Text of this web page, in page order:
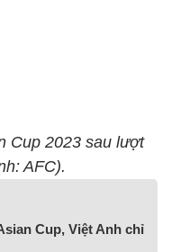
Cup 2023 sau lượt
AFC).
Cup, Việt Anh chỉ